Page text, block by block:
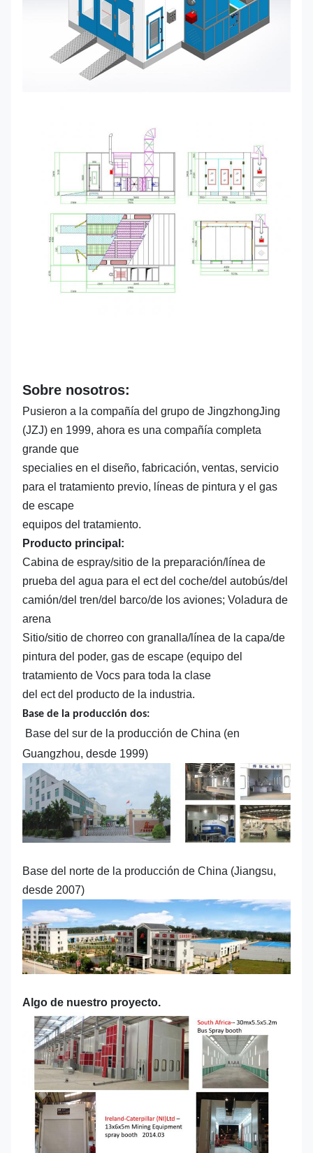
Sobre nosotros:
Pusieron a la compañía del grupo de JingzhongJing
(JZJ) en 1999, ahora es una compañía completa
grande que
specialies en el diseño, fabricación, ventas, servicio
para el tratamiento previo, líneas de pintura y el gas
de escape
equipos del tratamiento.
Producto principal:
Cabina de espray/sitio de la preparación/línea de
prueba del agua para el ect del coche/del autobús/del
camión/del tren/del barco/de los aviones; Voladura de
arena
Sitio/sitio de chorreo con granalla/línea de la capa/de
pintura del poder, gas de escape (equipo del
tratamiento de Vocs para toda la clase
del ect del producto de la industria.
Base de la producción dos:
Base del sur de la producción de China (en
Guangzhou, desde 1999)
Base del norte de la producción de China (Jiangsu,
desde 2007)
Algo de nuestro proyecto.